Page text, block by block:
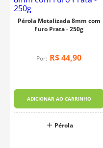
Pérola Metalizada 8mm com
Furo Prata - 250g
Por: R$44,90
ADICIONAR AO CARRINHO
Pérola